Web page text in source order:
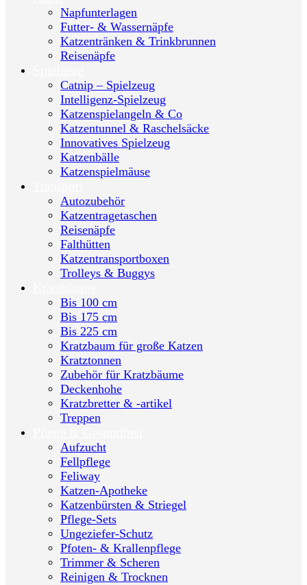
Napfunterlagen
Futter- & Wassernäpfe
Katzentränken & Trinkbrunnen
Reisenäpfe
Catnip – Spielzeug
Intelligenz-Spielzeug
Katzenspielangeln & Co
Katzentunnel & Raschelsäcke
Innovatives Spielzeug
Katzenbälle
Katzenspielmäuse
Autozubehör
Katzentragetaschen
Reisenäpfe
Falthütten
Katzentransportboxen
Trolleys & Buggys
Bis 100 cm
Bis 175 cm
Bis 225 cm
Kratzbaum für große Katzen
Kratztonnen
Zubehör für Kratzbäume
Deckenhohe
Kratzbretter & -artikel
Treppen
Aufzucht
Fellpflege
Feliway
Katzen-Apotheke
Katzenbürsten & Striegel
Pflege-Sets
Ungeziefer-Schutz
Pfoten- & Krallenpflege
Trimmer & Scheren
Reinigen & Trocknen